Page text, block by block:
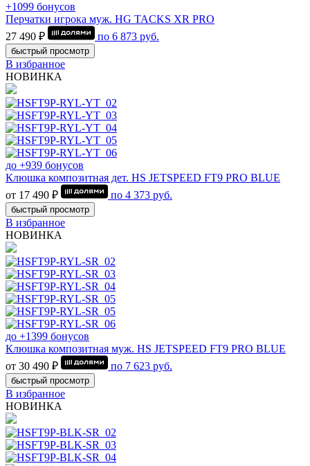
+1099 бонусов
Перчатки игрока муж. HG TACKS XR PRO
27 490 ₽
по 6 873 руб.
быстрый просмотр
В избранное
НОВИНКА
до +939 бонусов
Клюшка композитная дет. HS JETSPEED FT9 PRO BLUE
от 17 490 ₽
по 4 373 руб.
быстрый просмотр
В избранное
НОВИНКА
до +1399 бонусов
Клюшка композитная муж. HS JETSPEED FT9 PRO BLUE
от 30 490 ₽
по 7 623 руб.
быстрый просмотр
В избранное
НОВИНКА